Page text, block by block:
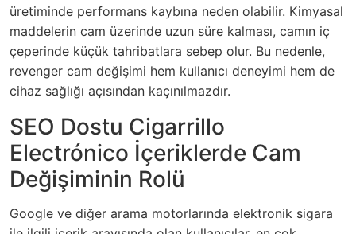
üretiminde performans kaybına neden olabilir. Kimyasal
maddelerin cam üzerinde uzun süre kalması, camın iç
çeperinde küçük tahribatlara sebep olur. Bu nedenle,
revenger cam değişimi hem kullanıcı deneyimi hem de
cihaz sağlığı açısından kaçınılmazdır.
SEO Dostu Cigarrillo
Electrónico İçeriklerde Cam
Değişiminin Rolü
Google ve diğer arama motorlarında elektronik sigara